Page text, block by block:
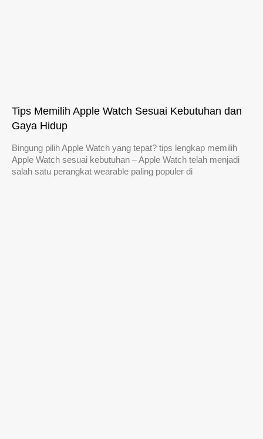
Tips Memilih Apple Watch Sesuai Kebutuhan dan
Gaya Hidup
Bingung pilih Apple Watch yang tepat? tips lengkap memilih
Apple Watch sesuai kebutuhan – Apple Watch telah menjadi
salah satu perangkat wearable paling populer di